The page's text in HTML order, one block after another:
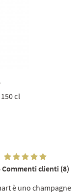
cl
è uno champagne
Commenti clienti (8)